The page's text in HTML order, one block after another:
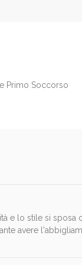
e Primo Soccorso
e lo stile si sposa
avere